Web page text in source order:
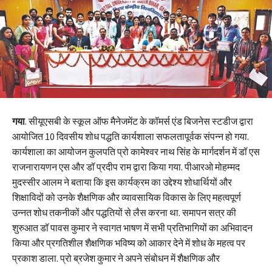
गया. सीयूएसबी के स्कूल ऑफ मैनेजमेंट के कॉमर्स एंड बिजनेस स्टडीज द्वारा
आयोजित 10 दिवसीय शोध पद्धति कार्यशाला सफलतापूर्वक संपन्न हो गया.
कार्यशाला का आयोजन कुलपति प्रो कामेश्वर नाथ सिंह के मार्गदर्शन में डॉ एस
राजनारायणन एस और डॉ प्रदीप राम द्वारा किया गया. पीआरओ मोहम्मद
मुदस्सीर आलम ने बताया कि इस कार्यक्रम का उद्देश्य शोधार्थियों और
शिक्षाविदों को उनके शैक्षणिक और व्यावसायिक विकास के लिए महत्वपूर्ण
उन्नत शोध तकनीकों और पद्धतियों से लैस करना था. समापन सत्र की
शुरुआत डॉ पावस कुमार ने स्वागत भाषण में सभी प्रतिभागियों का अभिवादन
किया और प्रगतिशील शैक्षणिक भविष्य को आकार देने में शोध के महत्व पर
प्रकाश डाला. प्रो ब्रजेश कुमार ने अपने संबोधन में शैक्षणिक और